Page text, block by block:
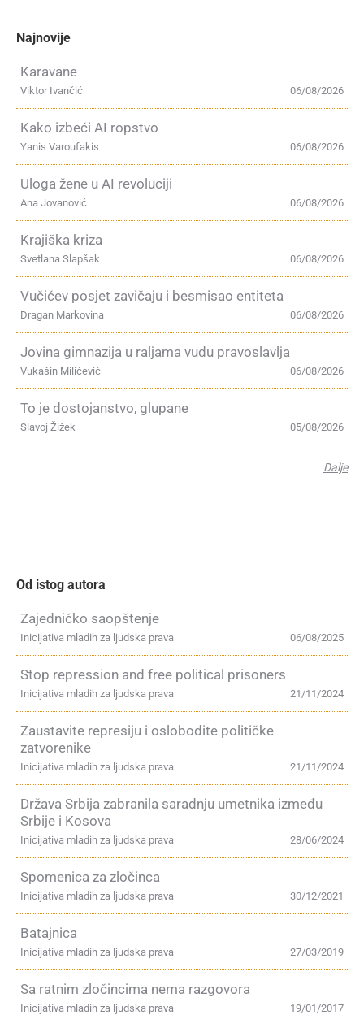
Najnovije
Karavane
06/08/2026
Viktor Ivančić
Kako izbeći AI ropstvo
06/08/2026
Yanis Varoufakis
Uloga žene u AI revoluciji
06/08/2026
Ana Jovanović
Krajiška kriza
06/08/2026
Svetlana Slapšak
Vučićev posjet zavičaju i besmisao entiteta
06/08/2026
Dragan Markovina
Jovina gimnazija u raljama vudu pravoslavlja
06/08/2026
Vukašin Milićević
To je dostojanstvo, glupane
05/08/2026
Slavoj Žižek
Dalje
Od istog autora
Zajedničko saopštenje
06/08/2025
Inicijativa mladih za ljudska prava
Stop repression and free political prisoners
21/11/2024
Inicijativa mladih za ljudska prava
Zaustavite represiju i oslobodite političke
zatvorenike
21/11/2024
Inicijativa mladih za ljudska prava
Država Srbija zabranila saradnju umetnika između
Srbije i Kosova
28/06/2024
Inicijativa mladih za ljudska prava
Spomenica za zločinca
30/12/2021
Inicijativa mladih za ljudska prava
Batajnica
27/03/2019
Inicijativa mladih za ljudska prava
Sa ratnim zločincima nema razgovora
19/01/2017
Inicijativa mladih za ljudska prava